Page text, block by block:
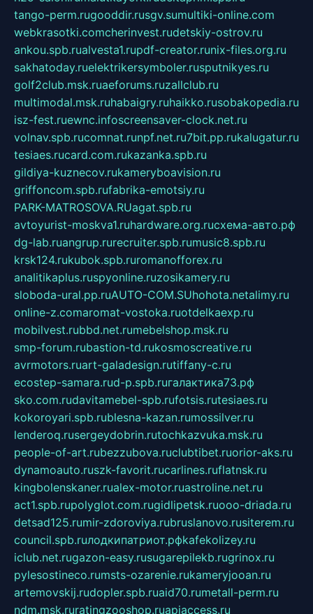
tango-perm.rugooddir.rusgv.sumultiki-online.com
webkrasotki.comcherinvest.rudetskiy-ostrov.ru
ankou.spb.rualvesta1.rupdf-creator.runix-files.org.ru
sakhatoday.ruelektrikersymboler.rusputnikyes.ru
golf2club.msk.ruaeforums.ruzallclub.ru
multimodal.msk.ruhabaigry.ruhaikko.rusobakopedia.ru
isz-fest.ruewnc.infoscreensaver-clock.net.ru
volnav.spb.rucomnat.runpf.net.ru7bit.pp.rukalugatur.ru
tesiaes.rucard.com.rukazanka.spb.ru
gildiya-kuznecov.rukameryboavision.ru
griffoncom.spb.rufabrika-emotsiy.ru
PARK-MATROSOVA.RUagat.spb.ru
avtoyurist-moskva1.ruhardware.org.ruсхема-авто.рф
dg-lab.ruangrup.rurecruiter.spb.rumusic8.spb.ru
krsk124.rukubok.spb.ruromanofforex.ru
analitikaplus.ruspyonline.ruzosikamery.ru
sloboda-ural.pp.ruAUTO-COM.SUhohota.netalimy.ru
online-z.comaromat-vostoka.ruotdelkaexp.ru
mobilvest.rubbd.net.rumebelshop.msk.ru
smp-forum.rubastion-td.rukosmoscreative.ru
avrmotors.ruart-galadesign.rutiffany-c.ru
ecostep-samara.rud-p.spb.ruгалактика73.рф
sko.com.rudavitamebel-spb.rufotsis.rutesiaes.ru
kokoroyari.spb.rublesna-kazan.rumossilver.ru
lenderoq.rusergeydobrin.rutochkazvuka.msk.ru
people-of-art.rubezzubova.ruclubtibet.ruorior-aks.ru
dynamoauto.ruszk-favorit.rucarlines.ruflatnsk.ru
kingbolenskaner.rualex-motor.ruastroline.net.ru
act1.spb.rupolyglot.com.rugidlipetsk.ruooo-driada.ru
detsad125.rumir-zdoroviya.rubruslanovo.rusiterem.ru
council.spb.ruлодкипатриот.рфkafekolizey.ru
iclub.net.rugazon-easy.rusugarepilekb.rugrinox.ru
pylesostineco.rumsts-ozarenie.rukameryjooan.ru
artemovskij.rudopler.spb.ruaid70.rumetall-perm.ru
ndm.msk.ruratingzooshop.ruapiaccess.ru